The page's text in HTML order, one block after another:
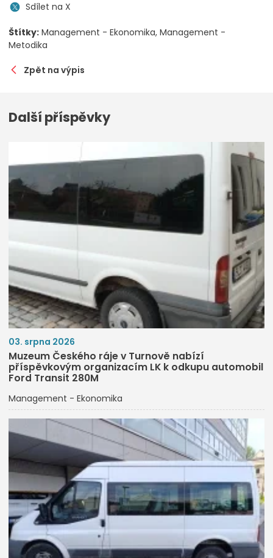
Sdílet na X
Štítky: Management - Ekonomika Management -
Metodika
Zpět na výpis
Další příspěvky
03. srpna 2026
Muzeum Českého ráje v Turnově nabízí
příspěvkovým organizacím LK k odkupu automobil
Ford Transit 280M
Management - Ekonomika